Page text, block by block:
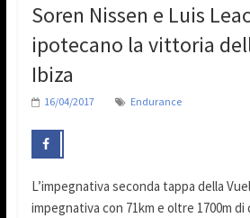
Soren Nissen e Luis
ipotecano la vittoria
Ibiza
16/04/2017 Endurance
L’impegnativa seconda tappa della
impegnativa con 71km e oltre 1700m di